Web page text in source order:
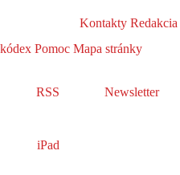
Kontakty Redakcia
kódex Pomoc Mapa stránky
RSS Newsletter
iPad